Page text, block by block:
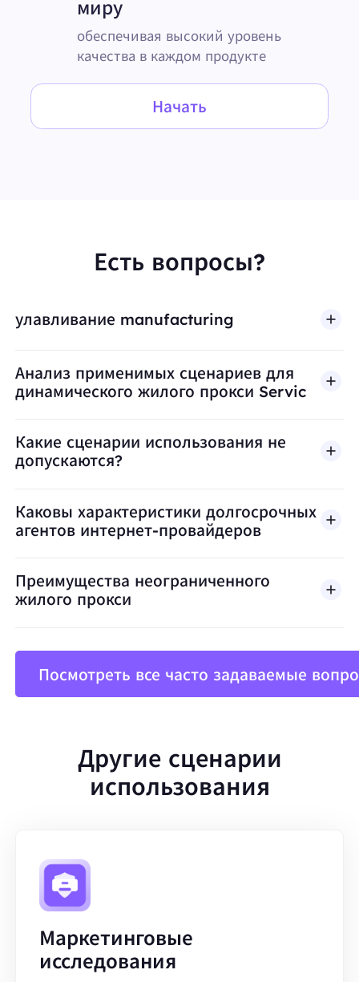
миру
обеспечивая высокий уровень
качества в каждом продукте
Начать
Есть вопросы?
улавливание manufacturing
Анализ применимых сценариев для
динамического жилого прокси Servic
Какие сценарии использования не
допускаются?
BestProxy не поддерживает мошенничество,
Каковы характеристики долгосрочных
агентов интернет-провайдеров
Преимущества неограниченного
жилого прокси
Посмотреть все часто задаваемые
Другие сценарии
использования
Маркетинговые
исследования